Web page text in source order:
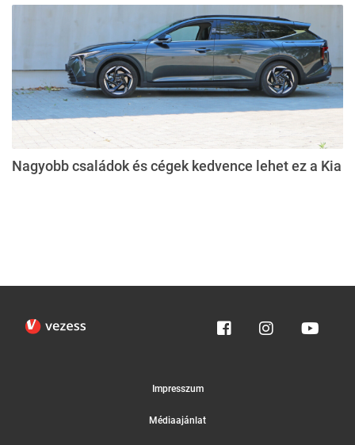
Nagyobb családok és cégek kedvence lehet ez a Kia
Impresszum
Médiaajánlat